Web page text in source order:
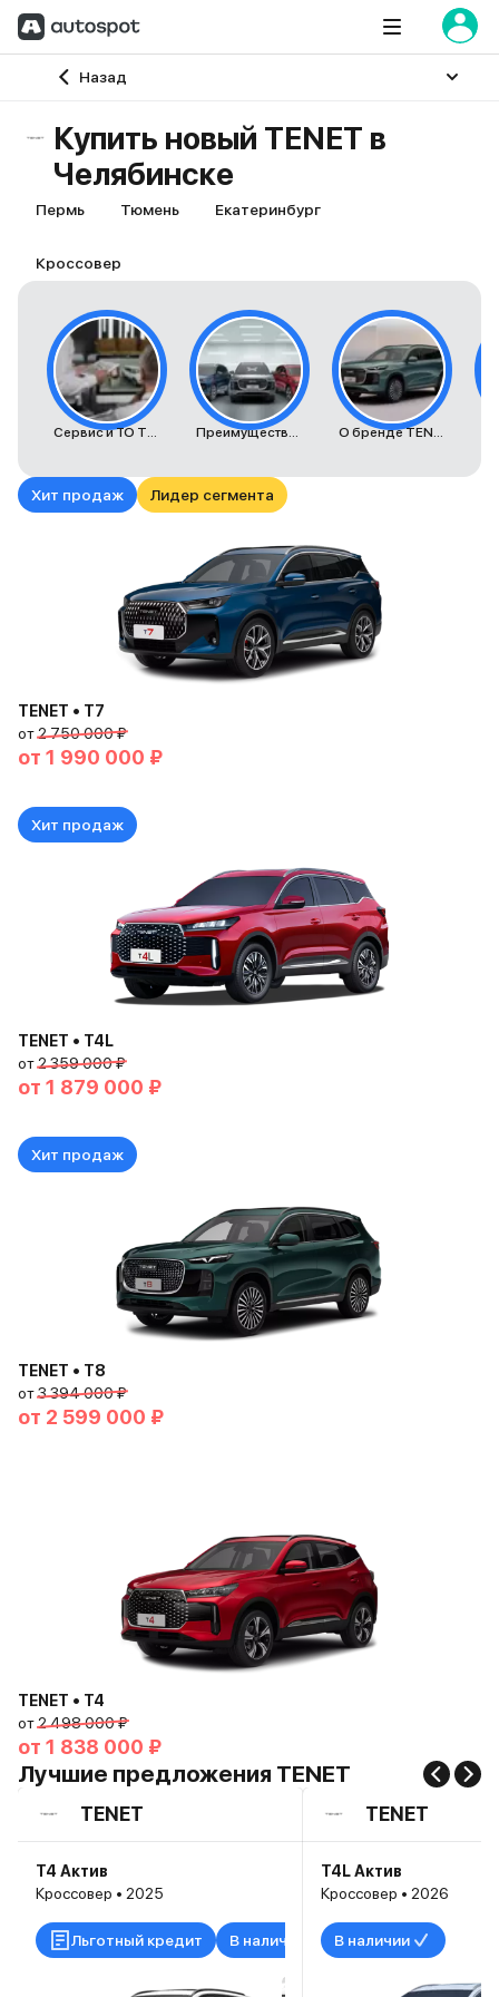
Назад
Главная
Купить новый TENET в
Челябинске
Пермь Тюмень Екатеринбург
Кроссовер
Сервис и ТО TENET Преимущества автомобилей TENET О бренде TENET
Хит продаж Лидер сегмента
TENET • T7
от2 750 000 ₽
от 1 990 000 ₽
Хит продаж
TENET • T4L
от2 359 000 ₽
от 1 879 000 ₽
Хит продаж
TENET • T8
от3 394 000 ₽
от 2 599 000 ₽
TENET • T4
от2 498 000 ₽
от 1 838 000 ₽
Лучшие предложения TENET
TENET
T4 Актив
Кроссовер • 2025
Льготный кредит В наличии
TENET
T4L Актив
Кроссовер • 2026
В наличии